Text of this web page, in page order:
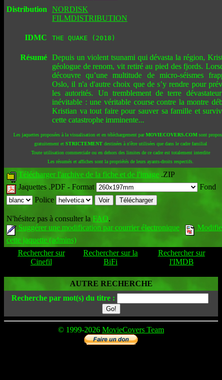
Distribution
NORDISK
FILMDISTRIBUTION
IDMC THE QUAKE (2018)
Résumé Depuis un violent tsunami qui dévasta la région,
géologue de renom, vit retiré au pied des fjords.
découvre qu’une multitude de micro-séismes
Oslo, il n'a d'autre choix que de s’y rendre pour
les autorités. Un tremblement de terre
inévitable : une véritable course contre la montre
Kristian va tout faire pour sauver sa famille et
cette catastrophe imminente...
Les jaquettes proposées à la visualisation et en téléchargement parMOVIECOVERS.COMsont
gratuitement et STRICTEMENTdestinées à n'être utilisées que dans le cadre familial
Toute utilisation commerciale ou en dehors des limites de ce cadre est totalement interdite
Les résumés et affiches sont la propriétés de leurs ayants-droits respectifs.
Télécharger l'archive de la fiche et de l'image .ZIP
Jaquettes .PDF - Format
Fond
Police
N'hésitez pas à consulter la FAQ.
Suggérer une modification par courrier électronique
cette jaquette (admins)
Rechercher sur
Cinefil
Rechercher sur la
BiFi
Rechercher sur
l'IMDB
AUTRE RECHERCHE
Recherche par mot(s) du titre :
© 1999-2026 MovieCovers Team